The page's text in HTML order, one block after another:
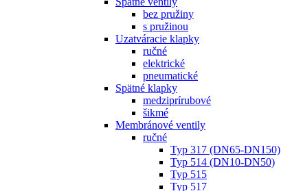
bez pružiny
s pružinou
Uzatváracie klapky
ručné
elektrické
pneumatické
Spätné klapky
medziprírubové
šikmé
Membránové ventily
ručné
Typ 317 (DN65-DN150)
Typ 514 (DN10-DN50)
Typ 515
Typ 517